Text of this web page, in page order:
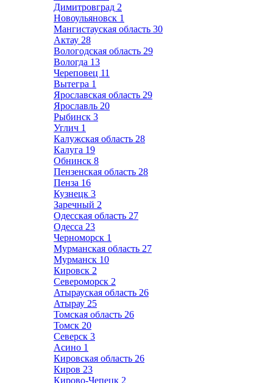
Димитровград 2
Новоульяновск 1
Мангистауская область 30
Актау 28
Вологодская область 29
Вологда 13
Череповец 11
Вытегра 1
Ярославская область 29
Ярославль 20
Рыбинск 3
Углич 1
Калужская область 28
Калуга 19
Обнинск 8
Пензенская область 28
Пенза 16
Кузнецк 3
Заречный 2
Одесская область 27
Одесса 23
Черноморск 1
Мурманская область 27
Мурманск 10
Кировск 2
Североморск 2
Атырауская область 26
Атырау 25
Томская область 26
Томск 20
Северск 3
Асино 1
Кировская область 26
Киров 23
Кирово-Чепецк 2